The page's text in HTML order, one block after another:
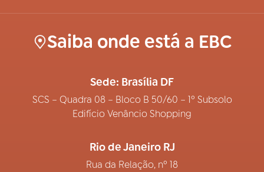
Saiba onde está a EBC
Sede: Brasília DF
SCS – Quadra 08 – Bloco B 50/60 – 1º Subsolo
Edifício Venâncio Shopping
Rio de Janeiro RJ
Rua da Relação, nº 18